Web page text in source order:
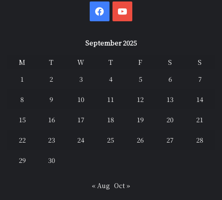
Facebook
September 2025
M T W T F S
S
1
2 3 4 5 6 7
8 9 10 11 12 13 14
15 16 17 18 19 20 21
22 23 24 25 26 27 28
29 30
« Aug Oct »